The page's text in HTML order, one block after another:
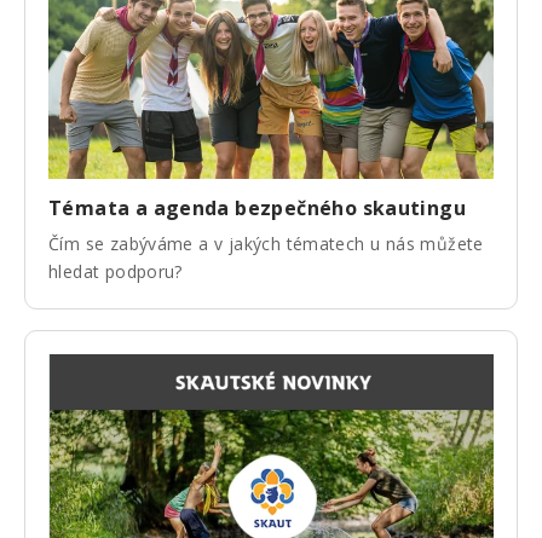
Témata a agenda bezpečného skautingu
Čím se zabýváme a v jakých tématech u nás můžete
hledat podporu?